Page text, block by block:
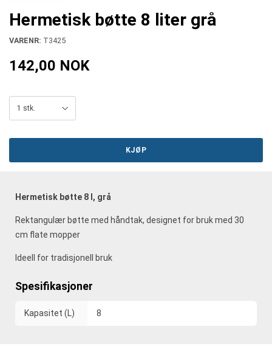
Hermetisk bøtte 8 liter grå
VARENR: T3425
142,00 NOK
KJØP
Hermetisk bøtte 8 l, grå
Rektangulær bøtte med håndtak, designet for bruk med 30
cm flate mopper
Ideell for tradisjonell bruk
Spesifikasjoner
Kapasitet (L) 8